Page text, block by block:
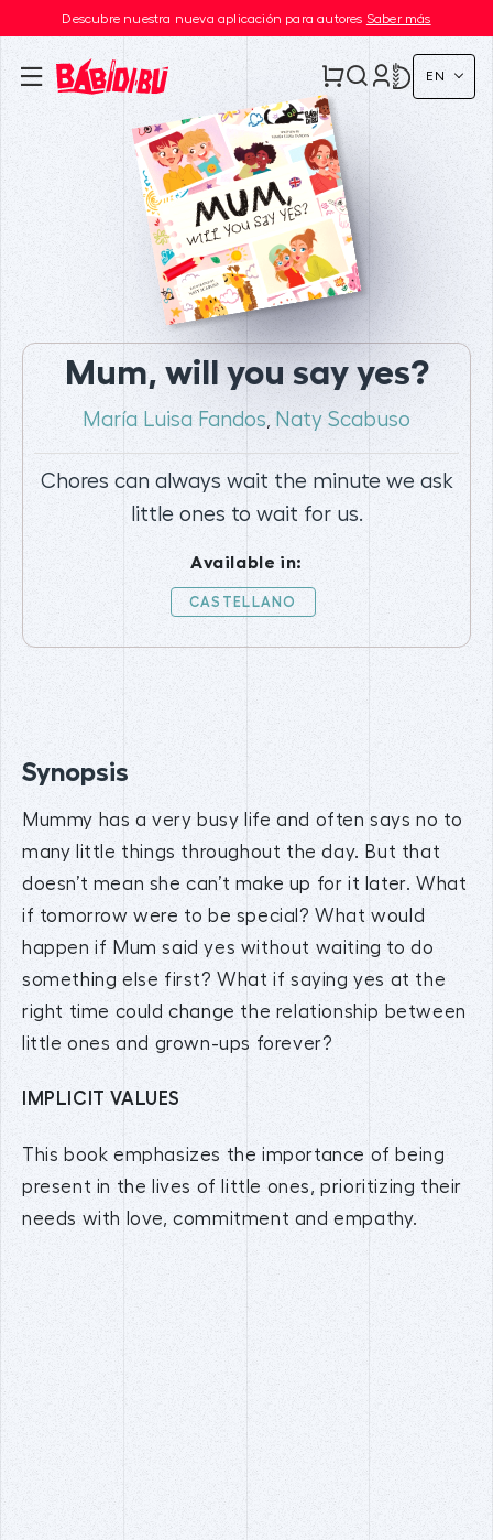
Descubre nuestra nueva aplicación para autores Saber más
EN
Mum, will you say yes?
María Luisa Fandos Naty Scabuso
Chores can always wait the minute we ask
little ones to wait for us.
Available in:
CASTELLANO
Synopsis
Mummy has a very busy life and often says no to
many little things throughout the day. But that
doesn’t mean she can’t make up for it later. What
if tomorrow were to be special? What would
happen if Mum said yes without waiting to do
something else first? What if saying yes at the
right time could change the relationship between
little ones and grown-ups forever?
IMPLICIT VALUES
This book emphasizes the importance of being
present in the lives of little ones, prioritizing their
needs with love, commitment and empathy.